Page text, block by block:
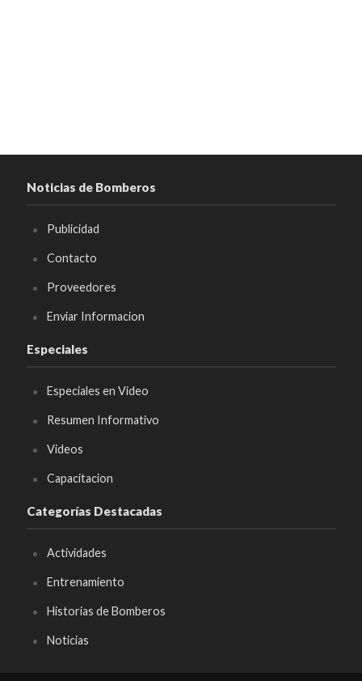
Noticias de Bomberos
Publicidad
Contacto
Proveedores
Enviar Informacion
Especiales
Especiales en Video
Resumen Informativo
Videos
Capacitacion
Categorías Destacadas
Actividades
Entrenamiento
Historias de Bomberos
Noticias